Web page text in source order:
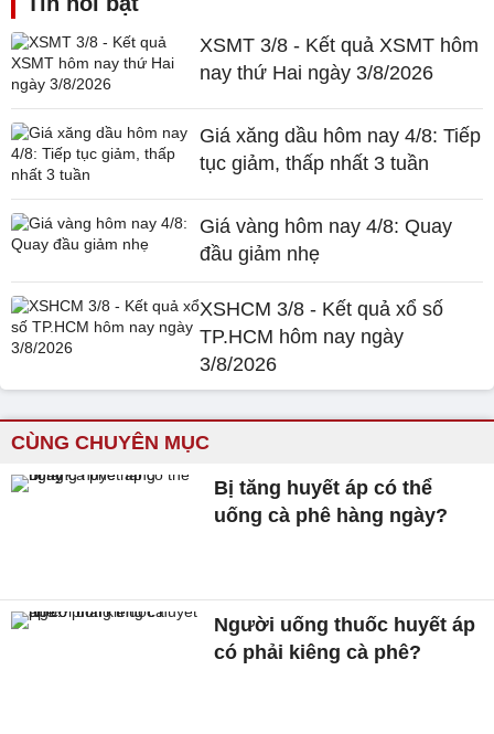
XSMT 3/8 - Kết quả XSMT hôm
nay thứ Hai ngày 3/8/2026
Giá xăng dầu hôm nay 4/8: Tiếp
tục giảm, thấp nhất 3 tuần
Giá vàng hôm nay 4/8: Quay
đầu giảm nhẹ
XSHCM 3/8 - Kết quả xổ số
TP.HCM hôm nay ngày
3/8/2026
CÙNG CHUYÊN MỤC
Bị tăng huyết áp có thể
uống cà phê hàng ngày?
Người uống thuốc huyết áp
có phải kiêng cà phê?